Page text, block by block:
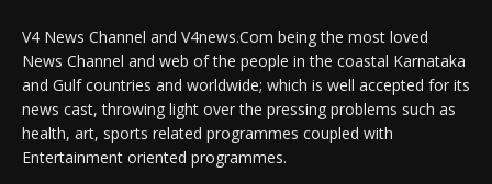
V4 News Channel and V4news.Com being the most loved
News Channel and web of the people in the coastal Karnataka
and Gulf countries and worldwide; which is well accepted for its
news cast, throwing light over the pressing problems such as
health, art, sports related programmes coupled with
Entertainment oriented programmes.